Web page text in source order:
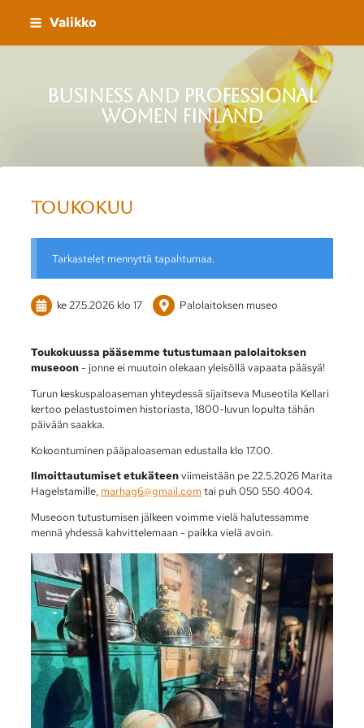
Siirry
sivun
sisältöön
Valikko
Business and Professional
Women Finland
Toukokuu
Tarkastelet mennyttä tapahtumaa.
ke 27.5.2026 klo 17 Palolaitoksen museo
Toukokuussa pääsemme tutustumaan palolaitoksen
museoon- jonne ei muutoin olekaan yleisöllä vapaata pääsyä!
Turun keskuspaloaseman yhteydessä sijaitseva Museotila Kellari
kertoo pelastustoimen historiasta, 1800-luvun lopulta tähän
päivään saakka.
Kokoontuminen pääpaloaseman edustalla klo 17.00.
Ilmoittautumiset etukäteenviimeistään pe 22.5.2026 Marita
Hagelstamille, marhag6@gmail.com tai puh 050 550 4004.
Museoon tutustumisen jälkeen voimme vielä halutessamme
mennä yhdessä kahvittelemaan - paikka vielä avoin.